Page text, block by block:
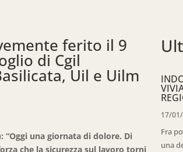
ferito il 9
di Cgil
Uil e Uilm
“Oggi una giornata di dolore. Di
che la sicurezza sul lavoro torni
17/
Fra
una